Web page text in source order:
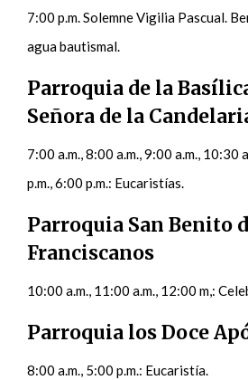
7:00 p.m. Solemne Vigilia Pascual.
agua bautismal.
Parroquia de la
Señora de la
7:00 a.m., 8:00 a.m., 9:00 a.m., 10:30
p.m., 6:00 p.m.: Eucaristías.
Parroquia San Benito
Franciscanos
10:00 a.m., 11:00 a.m., 12:00 m,:
Parroquia los Doce
8:00 a.m., 5:00 p.m.: Eucaristía.